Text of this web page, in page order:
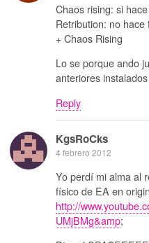
Chaos rising: si
Retribution: no
+ Chaos Rising
Lo se porque ando
anteriores instalados
Reply
KgsRoCks
4 febrero 2012
Yo perdí mi alma al
físico de EA en
http://
UMjBMg&amp;